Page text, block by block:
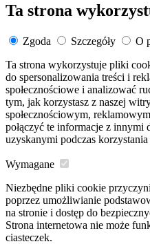
Ta strona
Zgoda Szczegóły
O
Ta strona wykorzystuje pliki
do spersonalizowania treści i
społecznościowe i analizować
tym, jak korzystasz z naszej
społecznościowym,
połączyć te informacje z
uzyskanymi podczas korzystania
Wymagane
Niezbędne pliki cookie
poprzez umożliwianie
na stronie i dostęp do
Strona internetowa nie może
ciasteczek.